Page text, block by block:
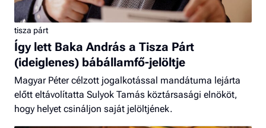
tisza párt
Így lett Baka András a Tisza Párt
(ideiglenes) bábállamfő-jelöltje
Magyar Péter célzott jogalkotással mandátuma lejárta
előtt eltávolítatta Sulyok Tamás köztársasági elnököt,
hogy helyet csináljon saját jelöltjének.